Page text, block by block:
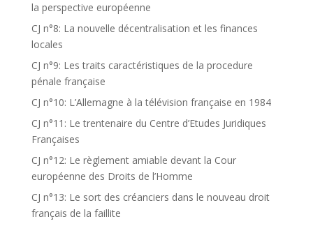
la perspective européenne
CJ n°8: La nouvelle décentralisation et les finances
locales
CJ n°9: Les traits caractéristiques de la procedure
pénale française
CJ n°10: L’Allemagne à la télévision française en 1984
CJ n°11: Le trentenaire du Centre d’Etudes Juridiques
Françaises
CJ n°12: Le règlement amiable devant la Cour
européenne des Droits de l’Homme
CJ n°13: Le sort des créanciers dans le nouveau droit
français de la faillite